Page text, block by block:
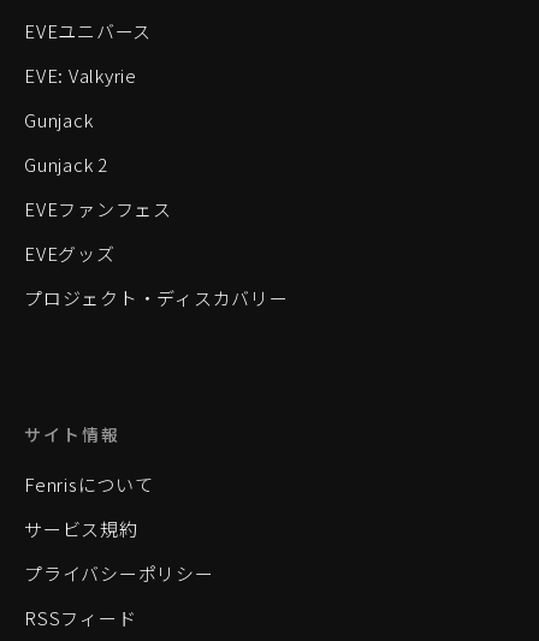
EVEユニバース
EVE: Valkyrie
Gunjack
Gunjack 2
EVEファンフェス
EVEグッズ
プロジェクト・ディスカバリー
サイト情報
Fenrisについて
サービス規約
プライバシーポリシー
RSSフィード